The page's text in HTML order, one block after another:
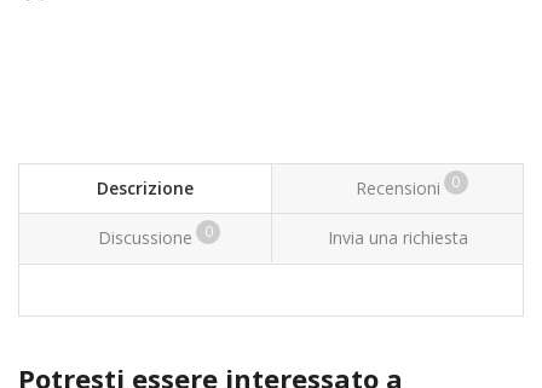
Descrizione Recensioni 0
Discussione 0 Invia una richiesta
Potresti essere interessato a